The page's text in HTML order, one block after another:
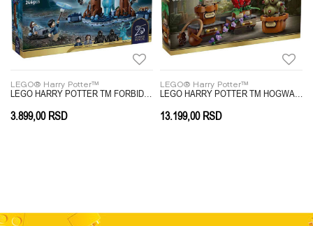
Anti-spam zaštita - izračunajte koliko je 9 - 4 :
LEGO® Harry Potter™
3.899,00 RSD
LEGO® Harry Potter™
13.199,00 RSD